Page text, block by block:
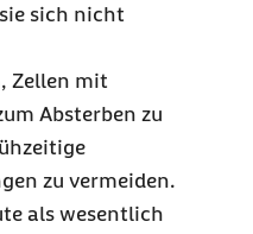
sich nicht
Zellen mit
Absterben zu
zu vermeiden.
als wesentlich